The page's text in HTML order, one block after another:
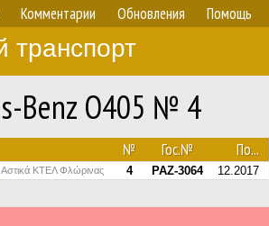
Комментарии Обновления Помощь
транспорт
Benz O405 № 4
№ Гос.№ По...
Αστικά ΚΤΕΛ Φλώρινας 4 PAZ-3064 12.2017